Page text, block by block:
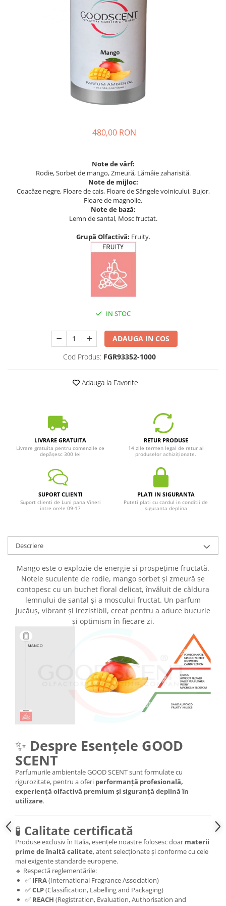
480,00 RON
Note de vârf:
Rodie, Sorbet de mango, Zmeură, Lămâie zaharisită.
Note de mijloc:
Coacăze negre, Floare de cais, Floare de Sângele voinicului, Bujor,
Floare de magnolie.
Note de bază:
Lemn de santal, Mosc fructat.
Grupă Olfactivă: Fruity.
IN STOC
ADAUGA IN COS
Cod Produs: FGR93352-1000
Adauga la Favorite
LIVRARE GRATUITA
Livrare gratuita pentru comenzile ce
depășesc 300 lei
RETUR PRODUSE
14 zile termen legal de retur al
produselor achiziționate.
SUPORT CLIENTI
Suport clienti de Luni pana Vineri
intre orele 09-17
PLATI IN SIGURANTA
Puteti plati cu cardul in conditii de
siguranta deplina
Descriere
Mango este o explozie de energie și prospețime fructată.
Notele suculente de rodie, mango sorbet și zmeură se
contopesc cu un buchet floral delicat, învăluit de căldura
lemnului de santal și a moscului fructat. Un parfum
jucăuș, vibrant și irezistibil, creat pentru a aduce bucurie
și optimism în fiecare zi.
✨ Despre Esențele GOOD
SCENT
Parfumurile ambientale GOOD SCENT sunt formulate cu
rigurozitate, pentru a oferi performanță profesională,
experiență olfactivă premium și siguranță deplină în
utilizare.
🧪 Calitate certificată
Produse exclusiv în Italia, esențele noastre folosesc doar materii
prime de înaltă calitate, atent selecționate și conforme cu cele
mai exigente standarde europene.
🔹 Respectă reglementările:
✅ IFRA(International Fragrance Association)
✅CLP(Classification, Labelling and Packaging)
✅ REACH (Registration, Evaluation, Authorisation and